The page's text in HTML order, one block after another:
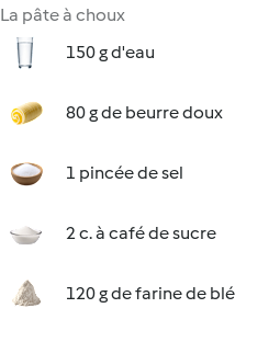
La pâte à choux
150 g d'eau
80 g de beurre doux
1 pincée de sel
2 c. à café de sucre
120 g de farine de blé